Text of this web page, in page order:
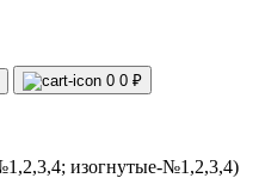
0 0 ₽
изогнутые-№1,2,3,4)